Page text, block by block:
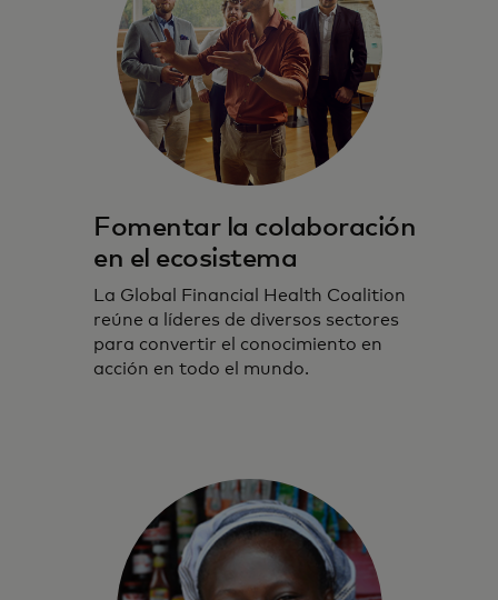
Fomentar la colaboración
en el ecosistema
La Global Financial Health Coalition
reúne a líderes de diversos sectores
para convertir el conocimiento en
acción en todo el mundo.